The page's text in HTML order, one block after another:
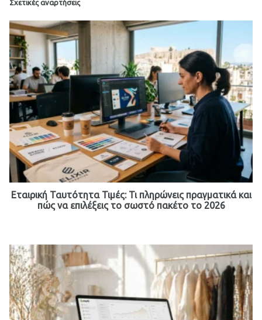
Σχετικές αναρτήσεις
Εταιρική Ταυτότητα Τιμές: Τι πληρώνεις πραγματικά και
πώς να επιλέξεις το σωστό πακέτο το 2026